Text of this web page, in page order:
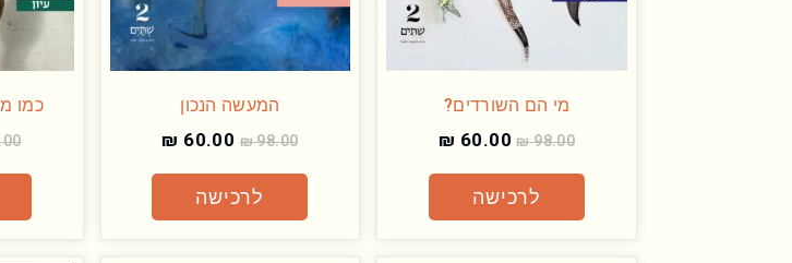
מי הם השורדים?
₪98.00
₪ 60.00
לרכישה
המעשה הנכון
₪98.00
₪ 60.00
לרכישה
כמו